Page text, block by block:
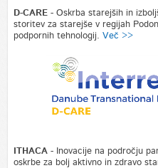
D-CARE- Oskrba starejših in
storitev za starejše v regijah
podpornih tehnologij. Več >>
ITHACA- Inovacije na področju
oskrbe za bolj aktivno in zdravo